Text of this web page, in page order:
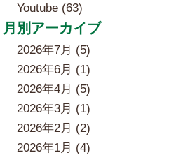
Youtube (63)
月別アーカイブ
2026年7月 (5)
2026年6月 (1)
2026年4月 (5)
2026年3月 (1)
2026年2月 (2)
2026年1月 (4)